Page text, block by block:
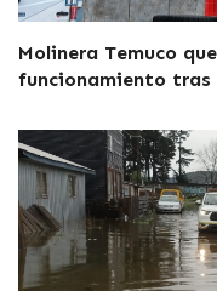
Molinera Temuco
funcionamiento